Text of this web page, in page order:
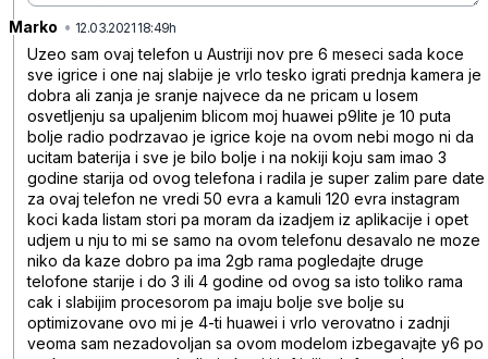
Marko • 12.03.2021 18:49h
Uzeo sam ovaj telefon u Austriji nov pre 6 meseci sada koce
sve igrice i one naj slabije je vrlo tesko igrati prednja kamera je
dobra ali zanja je sranje najvece da ne pricam u losem
osvetljenju sa upaljenim blicom moj huawei p9lite je 10 puta
bolje radio podrzavao je igrice koje na ovom nebi mogo ni da
ucitam baterija i sve je bilo bolje i na nokiji koju sam imao 3
godine starija od ovog telefona i radila je super zalim pare date
za ovaj telefon ne vredi 50 evra a kamuli 120 evra instagram
koci kada listam stori pa moram da izadjem iz aplikacije i opet
udjem u nju to mi se samo na ovom telefonu desavalo ne moze
niko da kaze dobro pa ima 2gb rama pogledajte druge
telofone starije i do 3 ili 4 godine od ovog sa isto toliko rama
cak i slabijim procesorom pa imaju bolje sve bolje su
optimizovane ovo mi je 4-ti huawei i vrlo verovatno i zadnji
veoma sam nezadovoljan sa ovom modelom izbegavajte y6 po